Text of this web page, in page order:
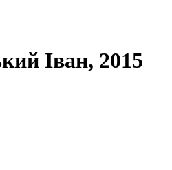
Іван, 2015